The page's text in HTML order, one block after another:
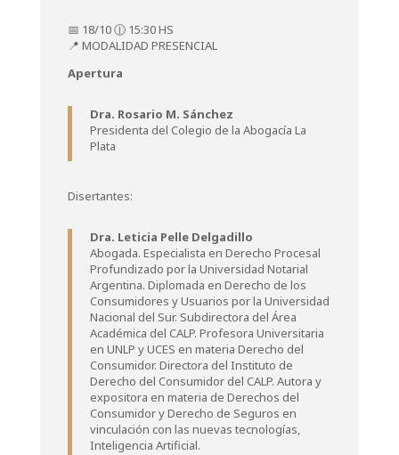
📅 18/10 🕧 15:30 HS
📍 MODALIDAD PRESENCIAL
Apertura
Dra. Rosario M. Sánchez
Presidenta del Colegio de la Abogacía La
Plata
Disertantes:
Dra. Leticia Pelle Delgadillo
Abogada. Especialista en Derecho Procesal
Profundizado por la Universidad Notarial
Argentina. Diplomada en Derecho de los
Consumidores y Usuarios por la Universidad
Nacional del Sur. Subdirectora del Área
Académica del CALP. Profesora Universitaria
en UNLP y UCES en materia Derecho del
Consumidor. Directora del Instituto de
Derecho del Consumidor del CALP. Autora y
expositora en materia de Derechos del
Consumidor y Derecho de Seguros en
vinculación con las nuevas tecnologías,
Inteligencia Artificial.